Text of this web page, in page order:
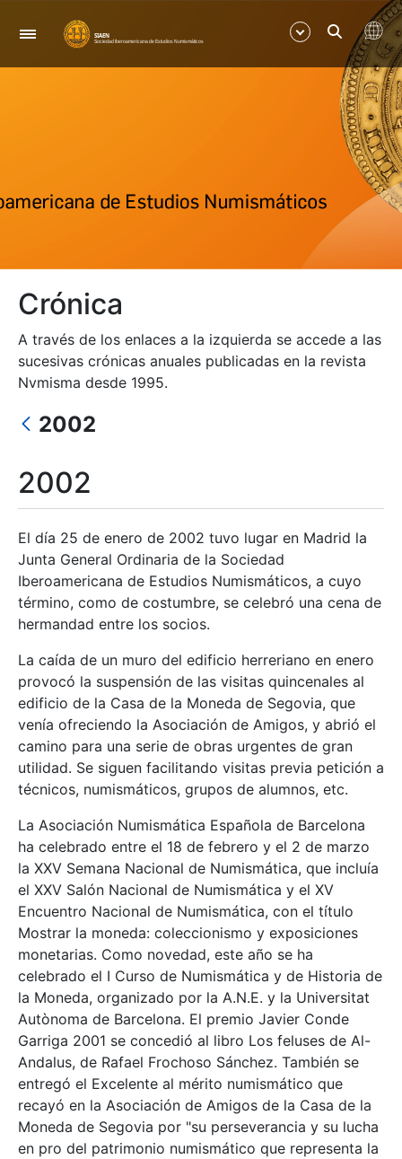
Navegación
Mostrar/Ocultar
Mostrar/Ocultar
Mostrar/Ocultar
Crónica
A través de los enlaces a la izquierda se accede a las
sucesivas crónicas anuales publicadas en la revista
Nvmisma desde 1995.
2002
2002
El día 25 de enero de 2002 tuvo lugar en Madrid la
Junta General Ordinaria de la Sociedad
Iberoamericana de Estudios Numismáticos, a cuyo
término, como de costumbre, se celebró una cena de
hermandad entre los socios.
La caída de un muro del edificio herreriano en enero
provocó la suspensión de las visitas quincenales al
edificio de la Casa de la Moneda de Segovia, que
venía ofreciendo la Asociación de Amigos, y abrió el
camino para una serie de obras urgentes de gran
utilidad. Se siguen facilitando visitas previa petición a
técnicos, numismáticos, grupos de alumnos, etc.
La Asociación Numismática Española de Barcelona
ha celebrado entre el 18 de febrero y el 2 de marzo
la XXV Semana Nacional de Numismática, que incluía
el XXV Salón Nacional de Numismática y el XV
Encuentro Nacional de Numismática, con el título
Mostrar la moneda: coleccionismo y exposiciones
monetarias. Como novedad, este año se ha
celebrado el I Curso de Numismática y de Historia de
la Moneda, organizado por la A.N.E. y la Universitat
Autònoma de Barcelona. El premio Javier Conde
Garriga 2001 se concedió al libro Los feluses de Al-
Andalus, de Rafael Frochoso Sánchez. También se
entregó el Excelente al mérito numismático que
recayó en la Asociación de Amigos de la Casa de la
Moneda de Segovia por "su perseverancia y su lucha
en pro del patrimonio numismático que representa la